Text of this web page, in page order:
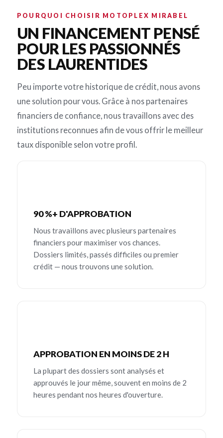
POURQUOI CHOISIR MOTOPLEX MIRABEL
UN FINANCEMENT PENSÉ
POUR LES PASSIONNÉS
DES LAURENTIDES
Peu importe votre historique de crédit, nous avons
une solution pour vous. Grâce à nos partenaires
financiers de confiance, nous travaillons avec des
institutions reconnues afin de vous offrir le meilleur
taux disponible selon votre profil.
90 %+ D'APPROBATION
Nous travaillons avec plusieurs partenaires
financiers pour maximiser vos chances.
Dossiers limités, passés difficiles ou premier
crédit — nous trouvons une solution.
APPROBATION EN MOINS DE 2 H
La plupart des dossiers sont analysés et
approuvés le jour même, souvent en moins de 2
heures pendant nos heures d'ouverture.